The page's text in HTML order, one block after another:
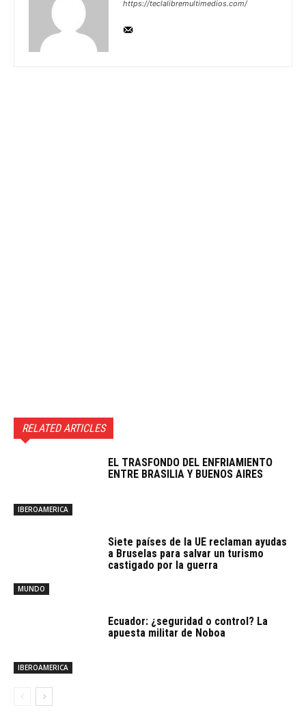
https://teclalibremultimedios.com/
RELATED ARTICLES
IBEROAMERICA
EL TRASFONDO DEL ENFRIAMIENTO
ENTRE BRASILIA Y BUENOS AIRES
MUNDO
Siete países de la UE reclaman ayudas
a Bruselas para salvar un turismo
castigado por la guerra
IBEROAMERICA
Ecuador: ¿seguridad o control? La
apuesta militar de Noboa